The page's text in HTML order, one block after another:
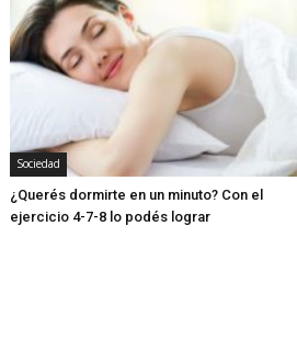
Sociedad
¿Querés dormirte en un minuto? Con el
ejercicio 4-7-8 lo podés lograr